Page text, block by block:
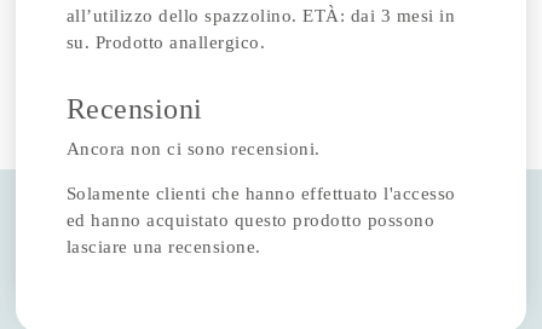
all’utilizzo dello spazzolino. ETÀ: dai 3 mesi in
su. Prodotto anallergico.
Recensioni
Ancora non ci sono recensioni.
Solamente clienti che hanno effettuato l'accesso
ed hanno acquistato questo prodotto possono
lasciare una recensione.